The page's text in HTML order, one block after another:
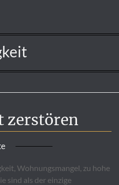
zerstören
Wohnungsmangel, zu hohe
sind als der einzige